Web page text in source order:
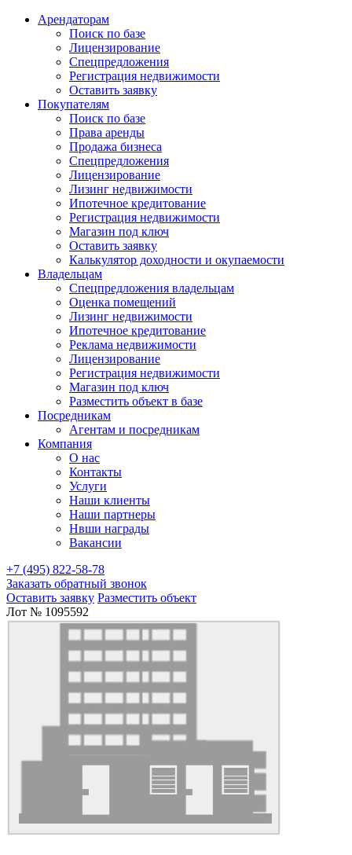
Арендаторам
Поиск по базе
Лицензирование
Спецпредложения
Регистрация недвижимости
Оставить заявку
Покупателям
Поиск по базе
Права аренды
Продажа бизнеса
Спецпредложения
Лицензирование
Лизинг недвижимости
Ипотечное кредитование
Регистрация недвижимости
Магазин под ключ
Оставить заявку
Калькулятор доходности и окупаемости
Владельцам
Спецпредложения владельцам
Оценка помещений
Лизинг недвижимости
Ипотечное кредитование
Реклама недвижимости
Лицензирование
Регистрация недвижимости
Магазин под ключ
Разместить объект в базе
Посредникам
Агентам и посредникам
Компания
О нас
Контакты
Услуги
Наши клиенты
Наши партнеры
Нвши награды
Вакансии
+7 (495) 822-58-78
Заказать обратный звонок
Оставить заявку Разместить объект
Лот № 1095592